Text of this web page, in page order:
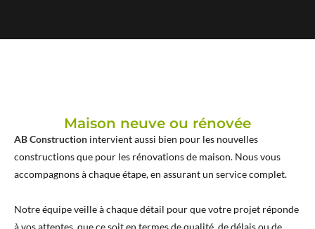
Maison neuve ou rénovée
AB Construction intervient aussi bien pour les nouvelles
constructions que pour les rénovations de maison. Nous vous
accompagnons à chaque étape, en assurant un service complet.
Notre équipe veille à chaque détail pour que votre projet réponde
à vos attentes, que ce soit en termes de qualité, de délais ou de